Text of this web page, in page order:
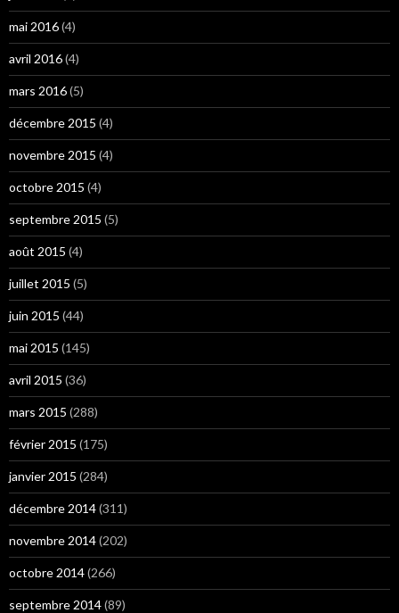
mai 2016(4)
avril 2016(4)
mars 2016(5)
décembre 2015 (4)
novembre 2015 (4)
octobre 2015 (4)
septembre 2015 (5)
août 2015 (4)
juillet 2015 (5)
juin 2015 (44)
mai 2015 (145)
avril 2015 (36)
mars 2015 (288)
février 2015 (175)
janvier 2015 (284)
décembre 2014(311)
novembre 2014(202)
octobre 2014(266)
septembre 2014(89)